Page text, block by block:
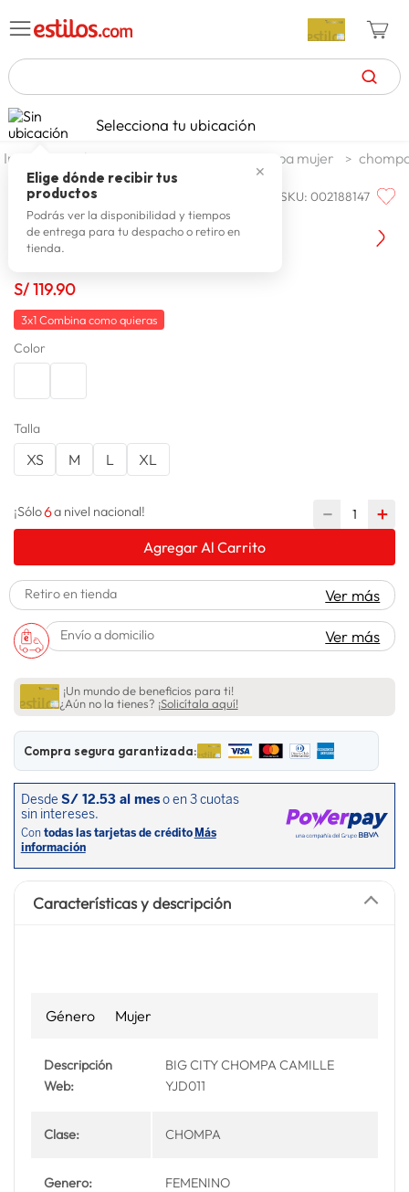
TÉRMINOS MÁS BUSCADOS
1. celulares
2. zapatillas mujer
3. zapatillas hombre
4. moda
7. laptop
8. terrex
9. cocina
10.
Selecciona tu ubicación
✕
Elige dónde recibir tus
productos
Podrás ver la disponibilidad y tiempos
de entrega para tu despacho o retiro en
tienda.
moda y accesorios ropa mujer
BIG CITY SKU:002188147
Chompa Mujer Big City Camille
S/119.90
3x1 Combina como quieras
Color
Talla
XS M L XL
¡Sólo6a nivel nacional! ＋
－
Agregar Al Carrito
Retiro en tienda Ver más
Envío a domicilio Ver más
¡Un mundo de beneficios para ti!
¿Aún no la tienes? ¡Solicítala aquí!
Compra segura garantizada:
Características y descripción
Género Mujer
Descripción
Web:
BIG CITY CHOMPA CAMILLE
YJD011
Clase: CHOMPA
Genero: FEMENINO